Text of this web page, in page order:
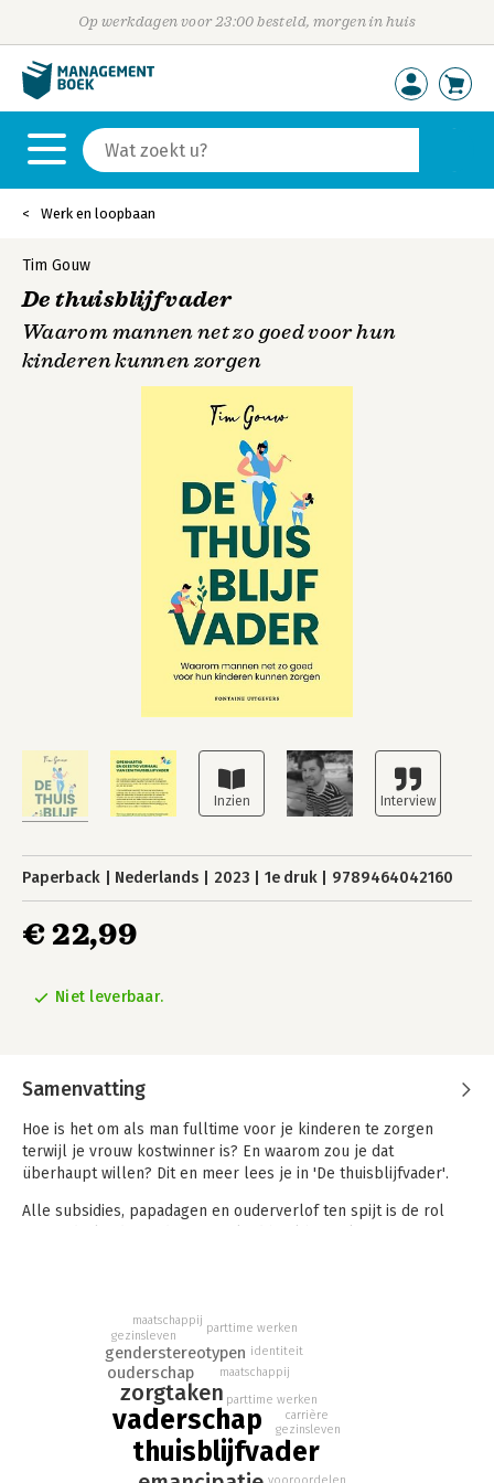
Op werkdagen voor 23:00 besteld, morgen in huis
Werk en loopbaan
Tim Gouw
De thuisblijfvader
Waarom mannen net zo goed voor hun
kinderen kunnen zorgen
Paperback Nederlands 2023 1e druk 9789464042160
€ 22,99
Niet leverbaar.
Samenvatting
Hoe is het om als man fulltime voor je kinderen te zorgen
terwijl je vrouw kostwinner is? En waarom zou je dat
überhaupt willen? Dit en meer lees je in 'De thuisblijfvader'.
Alle subsidies, papadagen en ouderverlof ten spijt is de rol
willen verdelen, blijkt slechts elf procent daar daadwerkelijk
in te slagen. Kan dat niet anders?
In 'De thuisblijfvader' neemt Tim Gouw de lezer mee in zijn
persoonlijke verhaal. Hoe kijkt Tims omgeving tegen zijn
besluit aan? In hoeverre verschillen zijn aanpak en inzichten
van die van thuisblijfmoeders? De thuisblijfvader confronteert
en laat zien welke (voor)oordelen we nog steeds hebben als
vaderschap
thuisblijfvader
zorgtaken
ouderschap
genderstereotypen
maatschappij
parttime werken
gezinsleven
maatschappij
parttime werken
identiteit
vooroordelen
carrière
gezinsleven